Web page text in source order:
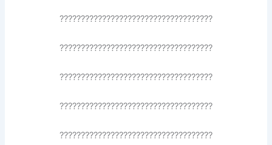
????????????????????????????????????
????????????????????????????????????
????????????????????????????????????
????????????????????????????????????
????????????????????????????????????